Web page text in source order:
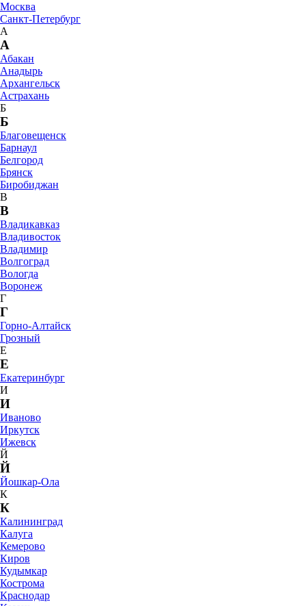
Москва
Санкт-Петербург
А
А
Абакан
Анадырь
Архангельск
Астрахань
Б
Б
Благовещенск
Барнаул
Белгород
Брянск
Биробиджан
В
В
Владикавказ
Владивосток
Владимир
Волгоград
Вологда
Воронеж
Г
Г
Горно-Алтайск
Грозный
Е
Е
Екатеринбург
И
И
Иваново
Иркутск
Ижевск
Й
Й
Йошкар-Ола
К
К
Калининград
Калуга
Кемерово
Киров
Кудымкар
Кострома
Краснодар